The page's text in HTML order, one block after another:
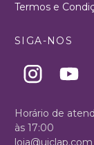
Termos e
SIGA-NOS
Horário de
às 17:00
loja@uiclap.com